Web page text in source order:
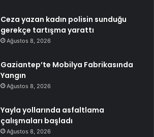
Ceza yazan kadın polisin sunduğu
gerekçe tartışma yarattı
Ağustos 8, 2026
Gaziantep’te Mobilya Fabrikasında
Yangın
Ağustos 8, 2026
Yayla yollarında asfaltlama
çalışmaları başladı
Ağustos 8, 2026